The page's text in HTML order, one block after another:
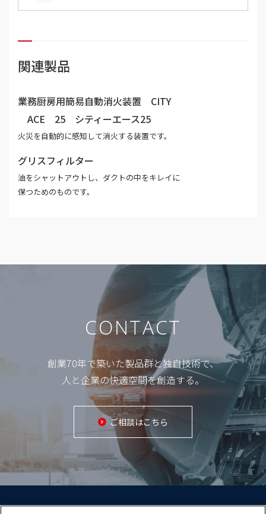
関連製品
業務厨房用簡易自動消火装置 CITY
ACE 25 シティーエース25
火災を自動的に感知して消火する装置です。
グリスフィルター
油をシャットアウトし、ダクトの中をキレイに
保つためのものです。
CONTACT
創業70年で築いた製品群と独自技術で、
人と企業の快適空間を創造する。
ご相談はこちら